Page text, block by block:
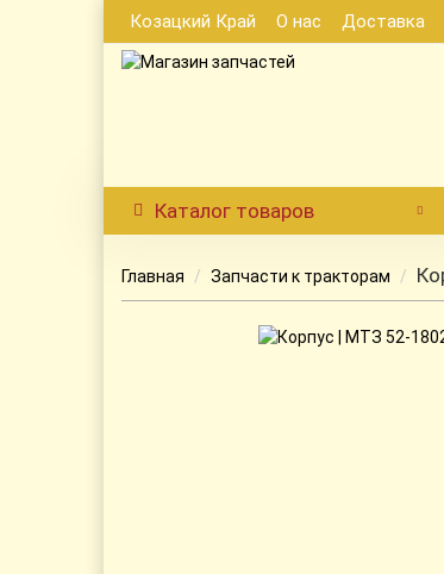
Козацкий Край О нас Доставка
Каталог товаров
Главная Запчасти к тракторам